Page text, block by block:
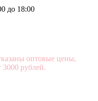
до 18:00
оптовые цены,
3000 рублей.